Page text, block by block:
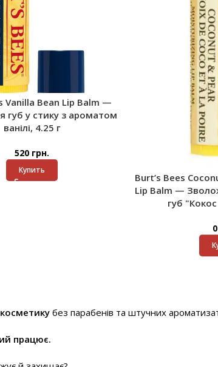
Vanilla Bean Lip Balm —
губ у стику з ароматом
ванілі, 4.25 г
520 грн.
Купить
Burt’s Bees
Lip Balm —
губ
0
без парабенів та штучних
працює.